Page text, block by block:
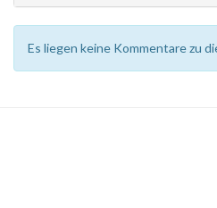
Es liegen keine Kommentare zu